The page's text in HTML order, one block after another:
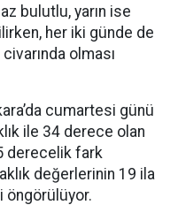
bulutlu, yarın ise
her iki günde de
olması
cumartesi günü
ile 34 derece olan
derecelik fark
değerlerinin 19 ila
öngörülüyor.